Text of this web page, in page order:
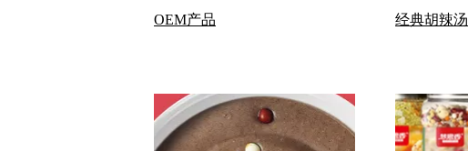
OEM产品 经典胡辣汤